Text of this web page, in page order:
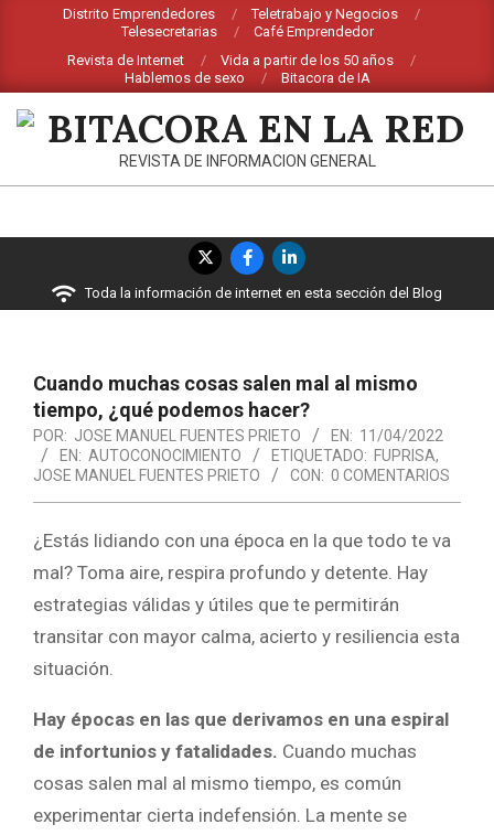
contenido
Distrito Emprendedores
Teletrabajo y Negocios
Telesecretarias
Café Emprendedor
Revista de Internet
Vida a partir de los 50 años
Hablemos de sexo
Bitacora de IA
BITACORA
LA
RED
REVISTA DE INFORMACION GENERAL
navegación
Toda la información de internet en esta sección del Blog
Cuando muchas cosas salen mal al mismo
tiempo, ¿qué podemos hacer?
POR: JOSE MANUEL FUENTES PRIETO EN: 11/04/2022
EN: AUTOCONOCIMIENTO ETIQUETADO: FUPRISA,
JOSE MANUEL FUENTES PRIETO
CON: 0 COMENTARIOS
¿Estás lidiando con una época en la que todo te va
mal? Toma aire, respira profundo y detente. Hay
estrategias válidas y útiles que te permitirán
transitar con mayor calma, acierto y resiliencia esta
situación.
Hay épocas en las que derivamos en una espiral
de infortunios y fatalidades. Cuando muchas
cosas salen mal al mismo tiempo, es común
experimentar cierta indefensión. La mente se